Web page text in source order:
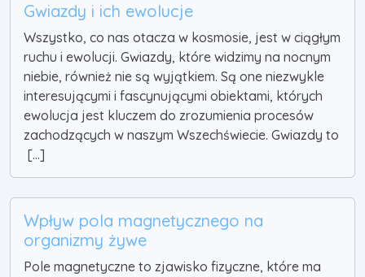
Gwiazdy i ich ewolucje
Wszystko, co nas otacza w kosmosie, jest w ciągłym
ruchu i ewolucji. Gwiazdy, które widzimy na nocnym
niebie, również nie są wyjątkiem. Są one niezwykle
interesującymi i fascynującymi obiektami, których
ewolucja jest kluczem do zrozumienia procesów
zachodzących w naszym Wszechświecie. Gwiazdy to
[...]
Wpływ pola magnetycznego na
organizmy żywe
Pole magnetyczne to zjawisko fizyczne, które ma